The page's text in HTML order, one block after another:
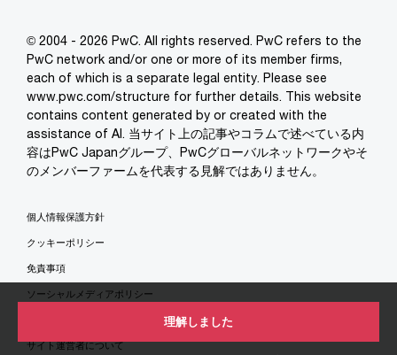
理解しました
© 2004 - 2026 PwC. All rights reserved. PwC refers to the
PwC network and/or one or more of its member firms,
each of which is a separate legal entity. Please see
www.pwc.com/structure for further details. This website
contains content generated by or created with the
assistance of AI. 当サイト上の記事やコラムで述べている内
容はPwC Japanグループ、PwCグローバルネットワークやそ
のメンバーファームを代表する見解ではありません。
個人情報保護方針
クッキーポリシー
免責事項
ソーシャルメディアポリシー
サイト運営者について